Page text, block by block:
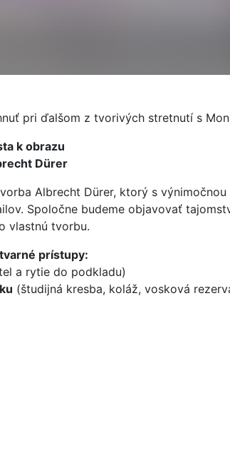
pri ďalšom z tvorivých stretnutí s
k obrazu
Dürer
Albrecht Dürer, ktorý s
Spoločne budeme objavovať
vlastnú tvorbu.
prístupy:
a rytie do podkladu)
(študijná kresba, koláž, vosková